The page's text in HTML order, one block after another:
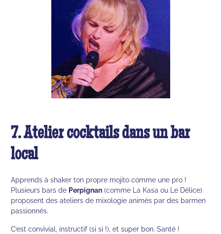
7. Atelier cocktails dans un bar
local
Apprends à shaker ton propre mojito comme une pro !
Plusieurs bars de Perpignan (comme La Kasa ou Le Délice)
proposent des ateliers de mixologie animés par des barmen
passionnés.
C’est convivial, instructif (si si !), et super bon. Santé !